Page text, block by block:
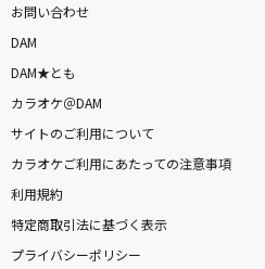
お問い合わせ
DAM
DAM★とも
カラオケ＠DAM
サイトのご利用について
カラオケご利用にあたっての注意事項
利用規約
特定商取引法に基づく表示
プライバシーポリシー